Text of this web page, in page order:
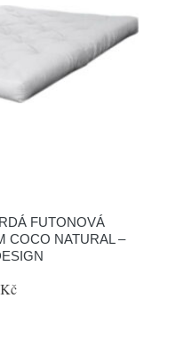
FUTONOVÁ
COCO NATURAL –